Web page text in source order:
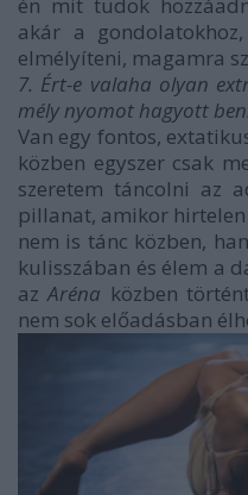
akár a
elmélyíteni, magamra
7. Ért-e valaha olyan
mély nyomot hagyott
Van egy fontos,
közben egyszer csak
szeretem táncolni az
pillanat, amikor
nem is tánc közben,
kulisszában és élem a
azAréna közben
nem sok előadásban